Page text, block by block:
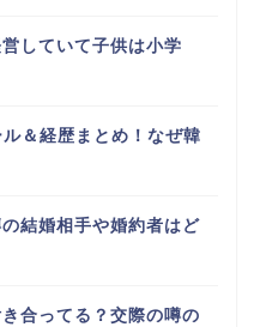
していて子供は小学
＆経歴まとめ！なぜ韓
結婚相手や婚約者はど
合ってる？交際の噂の